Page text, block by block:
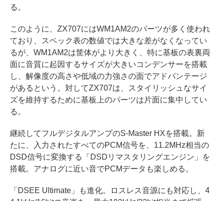
る。
このように、ZX707にはWM1AM2のパーツが多く使われ
ており、スペック表の数値では大きな差がなくなってい
るが、WM1AM2は筐体がより大きく、特に基板の表裏両
面に音質に起因するサイズが大きいコンデンサーを搭載
し、解像度の高さや低域の力強さの面でアドバンテージ
があるという。対してZX707は、スタイリッシュなサイ
ズを維持するために基板上のパーツは片面に集中してい
る。
継続してフルデジタルアンプのS-Master HXを搭載。新
たに、入力されたすべてのPCM信号を、11.2MHz相当の
DSD信号に変換する「DSDリマスタリングエンジン」を
搭載。アナログに近い音でPCMデータも楽しめる。
「DSEE Ultimate」も進化。ロスレス音源にも対応し、4